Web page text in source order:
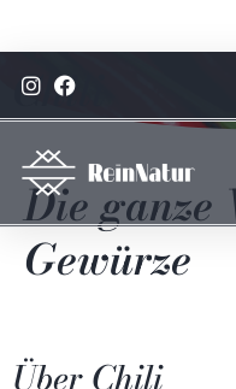
Code: 15%reinrabatt
Hier klicken
Chili
Die ganze
Gewürze
Über Chili